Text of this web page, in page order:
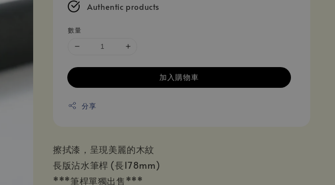
Authentic products
數量
加入購物車
分享
擦拭漆，呈現美麗的木紋
長版沾水筆桿 (長178mm)
***筆桿單獨出售***